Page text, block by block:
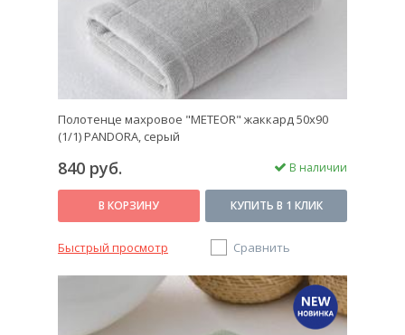
Полотенце махровое "METEOR" жаккард 50х90
(1/1) PANDORA, серый
840 руб. В наличии
В КОРЗИНУ КУПИТЬ В 1 КЛИК
Быстрый просмотр Сравнить